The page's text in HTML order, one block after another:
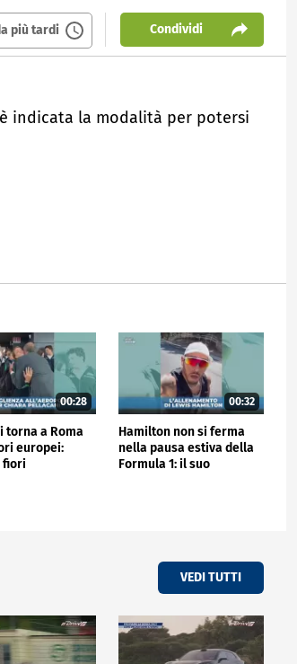
più tardi Condividi
indicata la modalità per potersi
00:28
torna a Roma
europei:
fiori
00:32
Hamilton non si ferma
nella pausa estiva della
Formula 1: il suo
VEDI TUTTI